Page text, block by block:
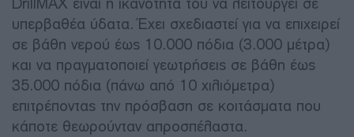
υπερβαθέα ύδατα. Έχει σχεδιαστεί για να επιχειρεί
σε βάθη νερού έως 10.000 πόδια (3.000 μέτρα)
και να πραγματοποιεί γεωτρήσεις σε βάθη έως
35.000 πόδια (πάνω από 10 χιλιόμετρα)
επιτρέποντας την πρόσβαση σε κοιτάσματα που
κάποτε θεωρούνταν απροσπέλαστα.